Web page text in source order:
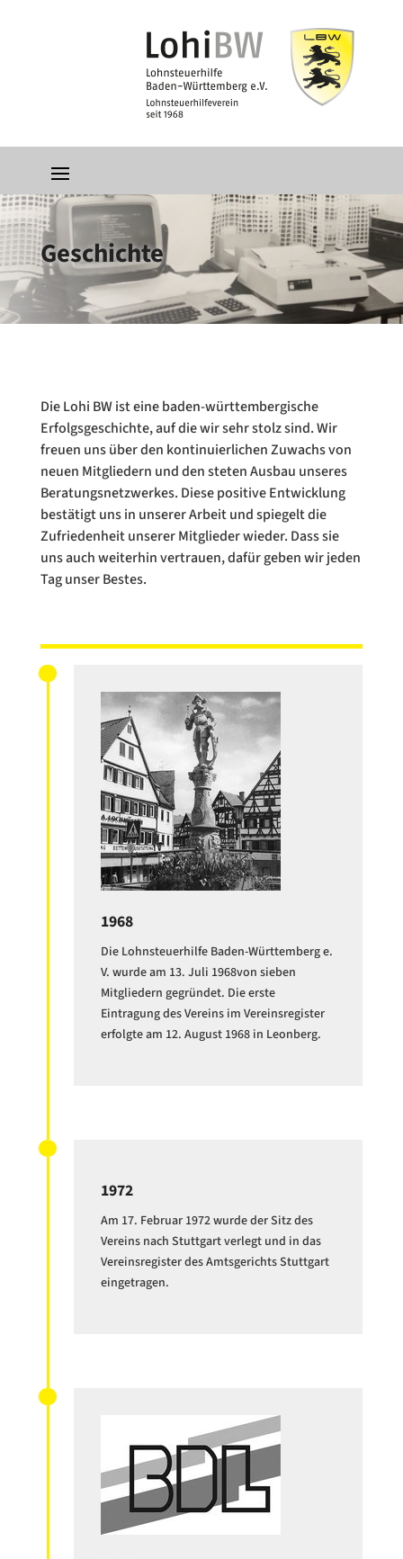
Geschichte
Die Lohi BW ist eine baden-württembergische
Erfolgsgeschichte, auf die wir sehr stolz sind. Wir
freuen uns über den kontinuierlichen Zuwachs von
neuen Mitgliedern und den steten Ausbau unseres
Beratungsnetzwerkes. Diese positive Entwicklung
bestätigt uns in unserer Arbeit und spiegelt die
Zufriedenheit unserer Mitglieder wieder. Dass sie
uns auch weiterhin vertrauen, dafür geben wir jeden
Tag unser Bestes.
1968
Die Lohnsteuerhilfe Baden-Württemberg e.
V. wurde am 13. Juli 1968von sieben
Mitgliedern gegründet. Die erste
Eintragung des Vereins im Vereinsregister
erfolgte am 12. August 1968 in Leonberg.
1972
Am 17. Februar 1972 wurde der Sitz des
Vereins nach Stuttgart verlegt und in das
Vereinsregister des Amtsgerichts Stuttgart
eingetragen.